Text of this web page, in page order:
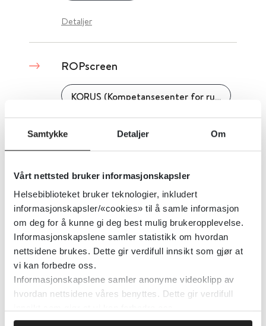
Samtykke Detaljer Om
Vårt nettsted bruker informasjonskapsler
Helsebiblioteket bruker teknologier, inkludert
informasjonskapsler/«cookies» til å samle informasjon
om deg for å kunne gi deg best mulig brukeropplevelse.
Informasjonskapslene samler statistikk om hvordan
nettsidene brukes. Dette gir verdifull innsikt som gjør at
vi kan forbedre oss.
Informasjonskapslene samler anonyme videoklipp av
hvordan nettsidene våres benyttes. Dette gir verdifull
Detaljer
ROPscreen
KORUS (Kompetansesenter for rusfeltet)
ROP-lidelser - Nasjonal faglig
retningslinje for utredning,
behandling og oppfølging av
personer med samtidig ruslidelse
og psykisk lidelse
Helsedirektoratet 2022